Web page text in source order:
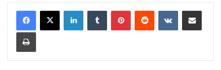
LinkedinTumblr PinterestReddit VK Compartilhar via e-mail
Imprimir